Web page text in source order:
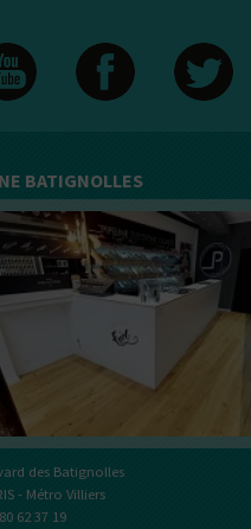
BATIGNOLLES
des Batignolles
- Métro Villiers
62 37 19